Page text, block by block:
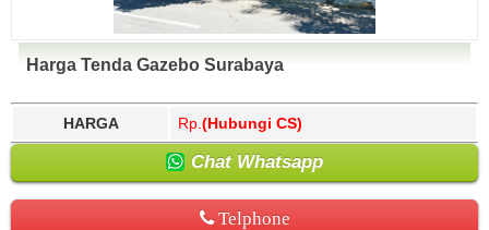
Harga Tenda Gazebo Surabaya
HARGA Rp. (Hubungi CS)
Chat Whatsapp
Telphone